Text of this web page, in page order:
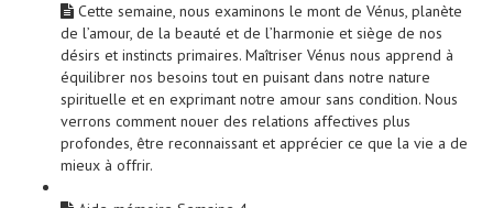
Cette semaine, nous examinons le mont de Vénus, planète
de l’amour, de la beauté et de l’harmonie et siège de nos
désirs et instincts primaires. Maîtriser Vénus nous apprend à
équilibrer nos besoins tout en puisant dans notre nature
spirituelle et en exprimant notre amour sans condition. Nous
verrons comment nouer des relations affectives plus
profondes, être reconnaissant et apprécier ce que la vie a de
mieux à offrir.